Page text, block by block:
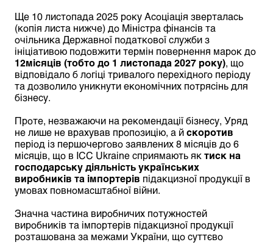
Ще 10 листопада 2025 року Асоціація зверталась
(копія листа нижче) до Міністра фінансів та
очільника Державної податкової служби з
ініціативою подовжити термін повернення марок до
12 місяців (тобто до 1 листопада 2027 року), що
відповідало б логіці тривалого перехідного періоду
та дозволило уникнути економічних потрясінь для
бізнесу.
Проте, незважаючи на рекомендації бізнесу, Уряд
не лише не врахував пропозицію, а й скоротив
період із першочергово заявлених 8 місяців до 6
місяців, що в ICC Ukraine сприямають як тиск на
господарську діяльність українських
виробників та імпортерів підакцизної продукції в
умовах повномасштабної війни.
Значна частина виробничих потужностей
виробників та імпортерів підакцизної продукції
розташована за межами України, що суттєво